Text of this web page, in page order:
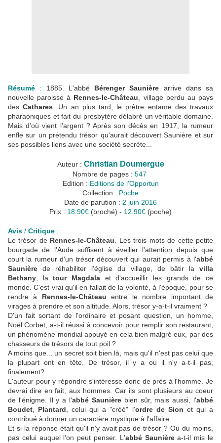
Résumé : 1885. L'abbé Bérenger Saunière arrive dans sa
nouvelle paroisse à Rennes-le-Château , village perdu au pays
desCathares . Un an plus tard, le prêtre entame des travaux
pharaoniques et fait du presbytère délabré un véritable domaine.
Mais d'où vient l'argent ? Après son décès en 1917, la rumeur
enfle sur un prétendu trésor qu'aurait découvert Saunière et sur
ses possibles liens avec une société secrète...
Auteur : Christian Doumergue
Nombre de pages : 547
Edition : Editions de l'Opportun
Collection : Poche
Date de parution : 2 juin 2016
Prix : 18.90€ (broché) - 12.90€ (poche)
Avis / Critique :
Le trésor de Rennes-le-Château . Les trois mots de cette petite
bourgade de l'Aude suffisent à éveiller l'attention depuis que
court la rumeur d'un trésor découvert qui aurait permis à l'abbé
Saunière de réhabiliter l'église du village, de bâtir la villa
Bethany , latour Magdala et d'accueillir les grands de ce
monde. C'est vrai qu'il en fallait de la volonté, à l'époque, pour se
rendre à Rennes-le-Château entre le nombre important de
virages à prendre et son altitude. Alors, trésor y-a-t-il vraiment ?
D'un fait sortant de l'ordinaire et posant question, un homme,
Noël Corbet, a-t-il réussi à concevoir pour remplir son restaurant,
un phénomène mondial appuyé en cela bien malgré eux, par des
chasseurs de trésors de tout poil ?
A moins que... un secret soit bien là, mais qu'il n'est pas celui que
la plupart ont en tête. De trésor, il y a ou il n'y a-t-il pas,
finalement?
L'auteur pour y répondre s'intéresse donc de près à l'homme. Je
devrai dire en fait, aux hommes. Car ils sont plusieurs au coeur
de l'énigme. Il y a l'abbé Saunièrebien sûr, mais aussi, l'abbé
Boudet
Plantard , celui qui a "créé" l'ordre de Sion et qui a
contribué à donner un caractère mystique à l'affaire.
Et si la réponse était qu'il n'y avait pas de trésor ? Ou du moins,
pas celui auquel l'on peut penser. L'abbé Saunièrea-t-il mis le